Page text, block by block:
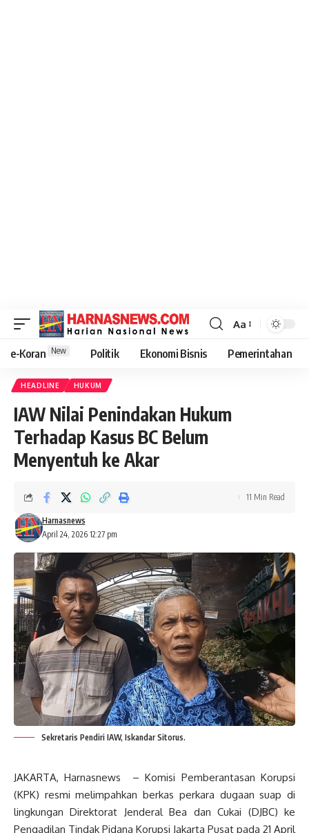
Aa
e-Koran New Politik Ekonomi Bisnis Pemerintahan
HEADLINE HUKUM
IAW Nilai Penindakan Hukum
Terhadap Kasus BC Belum
Menyentuh ke Akar
April 24, 2026 12:27 pm
Harnasnews
11 Min Read
Sekretaris Pendiri IAW, Iskandar Sitorus.
JAKARTA, Harnasnews – Komisi Pemberantasan Korupsi
(KPK) resmi melimpahkan berkas perkara dugaan suap di
lingkungan Direktorat Jenderal Bea dan Cukai (DJBC) ke
Pengadilan Tindak Pidana Korupsi Jakarta Pusat pada 21 April